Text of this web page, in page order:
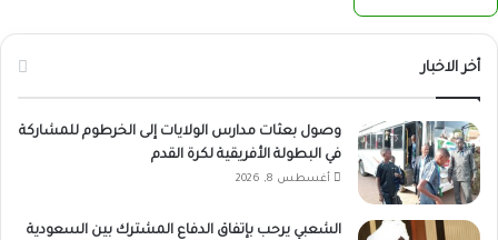
أخر الاخبار
وصول بعثات مدارس الولايات إلى الخرطوم للمشاركة
في البطولة الأفريقية لكرة القدم
أغسطس 8, 2026
الشعبي يرحب بإتفاق الدفاع المشترك بين السعودية